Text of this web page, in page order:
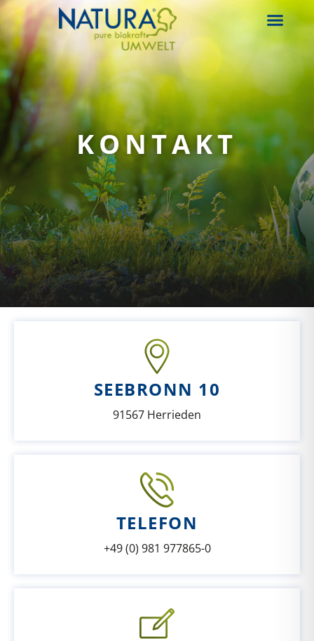
KONTAKT
SEEBRONN 10
91567 Herrieden
TELEFON
+49 (0) 981 977865-0